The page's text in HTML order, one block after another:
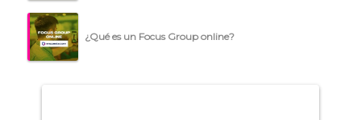
¿Qué es un Focus Group online?